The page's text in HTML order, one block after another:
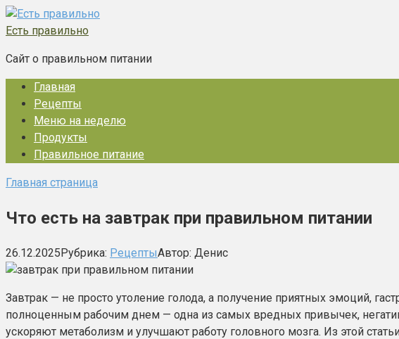
Перейти
к
Есть правильно
Сайт о правильном питании
Главная
Рецепты
Меню на неделю
Продукты
Правильное питание
Главная страница
Что есть на завтрак при правильном питании
26.12.2025Рубрика: РецептыАвтор: Денис
Завтрак — не просто утоление голода, а получение приятных эмоций,
полноценным рабочим днем — одна из самых вредных привычек,
ускоряют метаболизм и улучшают работу головного мозга. Из этой